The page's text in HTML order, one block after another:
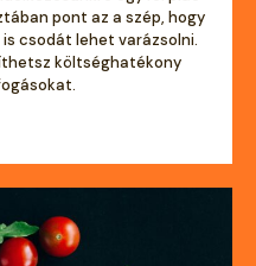
pont az a szép, hogy
csodát lehet varázsolni.
költséghatékony